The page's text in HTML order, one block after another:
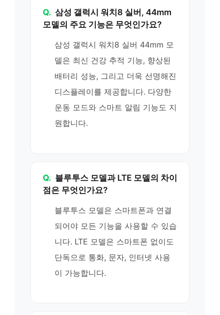
Q. 삼성 갤럭시 워치8 실버, 44mm
모델의 주요 기능은 무엇인가요?
삼성 갤럭시 워치8 실버 44mm 모
델은 최신 건강 추적 기능, 향상된
배터리 성능, 그리고 더욱 선명해진
디스플레이를 제공합니다. 다양한
운동 모드와 스마트 알림 기능도 지
원합니다.
Q. 블루투스 모델과 LTE 모델의 차이
점은 무엇인가요?
블루투스 모델은 스마트폰과 연결
되어야 모든 기능을 사용할 수 있습
니다. LTE 모델은 스마트폰 없이도
단독으로 통화, 문자, 인터넷 사용
이 가능합니다.